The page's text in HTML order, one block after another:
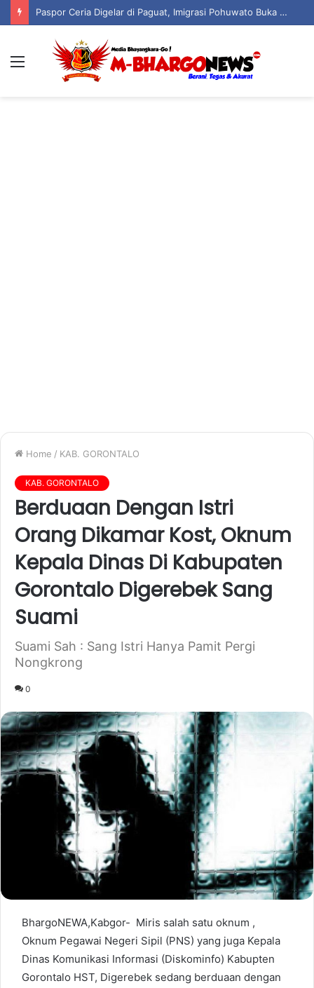
Paspor Ceria Digelar di Paguat, Imigrasi Pohuwato Buka Layanan Jemput Bola untuk Warga
Home / KAB. GORONTALO
KAB. GORONTALO
Berduaan Dengan Istri
Orang Dikamar Kost, Oknum
Kepala Dinas Di Kabupaten
Gorontalo Digerebek Sang
Suami
Suami Sah : Sang Istri Hanya Pamit Pergi
Nongkrong
0
BhargoNEWA,Kabgor- Miris salah satu oknum ,
Oknum Pegawai Negeri Sipil (PNS) yang juga Kepala
Dinas Komunikasi Informasi (Diskominfo) Kabupten
Gorontalo HST, Digerebek sedang berduaan dengan